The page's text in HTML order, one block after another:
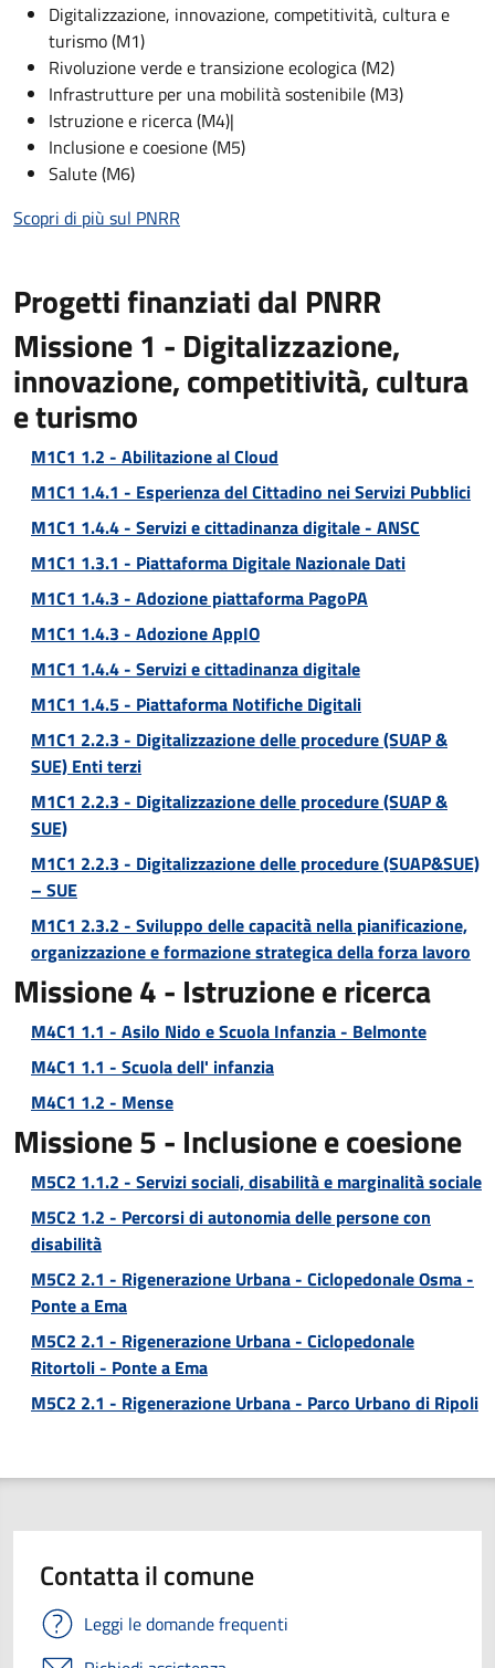
Digitalizzazione, innovazione, competitività, cultura e
turismo (M1)
Rivoluzione verde e transizione ecologica (M2)
Infrastrutture per una mobilità sostenibile (M3)
Istruzione e ricerca (M4)|
Inclusione e coesione (M5)
Salute (M6)
Scopri di più sul PNRR
Progetti finanziati dal PNRR
Missione 1 - Digitalizzazione,
innovazione, competitività, cultura
e turismo
M1C1 1.2 - Abilitazione al Cloud
M1C1 1.4.1 - Esperienza del Cittadino nei Servizi Pubblici
M1C1 1.4.4 - Servizi e cittadinanza digitale - ANSC
M1C1 1.3.1 - Piattaforma Digitale Nazionale Dati
M1C1 1.4.3 - Adozione piattaforma PagoPA
M1C1 1.4.3 - Adozione AppIO
M1C1 1.4.4 - Servizi e cittadinanza digitale
M1C1 1.4.5 - Piattaforma Notifiche Digitali
M1C1 2.2.3 - Digitalizzazione delle procedure (SUAP &
SUE) Enti terzi
M1C1 2.2.3 - Digitalizzazione delle procedure (SUAP &
SUE)
M1C1 2.2.3 - Digitalizzazione delle procedure (SUAP&SUE)
– SUE
M1C1 2.3.2 - Sviluppo delle capacità nella pianificazione,
organizzazione e formazione strategica della forza lavoro
Missione 4 - Istruzione e ricerca
M4C1 1.1 - Asilo Nido e Scuola Infanzia - Belmonte
M4C1 1.1 - Scuola dell' infanzia
M4C1 1.2 - Mense
Missione 5 - Inclusione e coesione
M5C2 1.1.2 - Servizi sociali, disabilità e marginalità sociale
M5C2 1.2 - Percorsi di autonomia delle persone con
disabilità
M5C2 2.1 - Rigenerazione Urbana - Ciclopedonale Osma -
Ponte a Ema
M5C2 2.1 - Rigenerazione Urbana - Ciclopedonale
Ritortoli - Ponte a Ema
M5C2 2.1 - Rigenerazione Urbana - Parco Urbano di Ripoli
Contatta il comune
Leggi le domande frequenti